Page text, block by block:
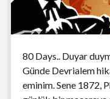
80 Days.. Duyar
Günde Devrialem
eminim. Sene 1872,